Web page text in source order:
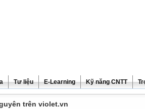
Tư liệu E-Learning Kỹ năng CNTT
trên violet.vn